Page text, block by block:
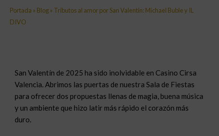
Portada » Blog» Tributos al amor por San Valentín: Michael Buble y IL
DIVO
San Valentín de 2025 ha sido inolvidable en Casino Cirsa
Valencia. Abrimos las puertas de nuestra Sala de Fiestas
para ofrecer dos propuestas llenas de magia, buena música
y un ambiente que hizo latir más rápido el corazón más
duro.